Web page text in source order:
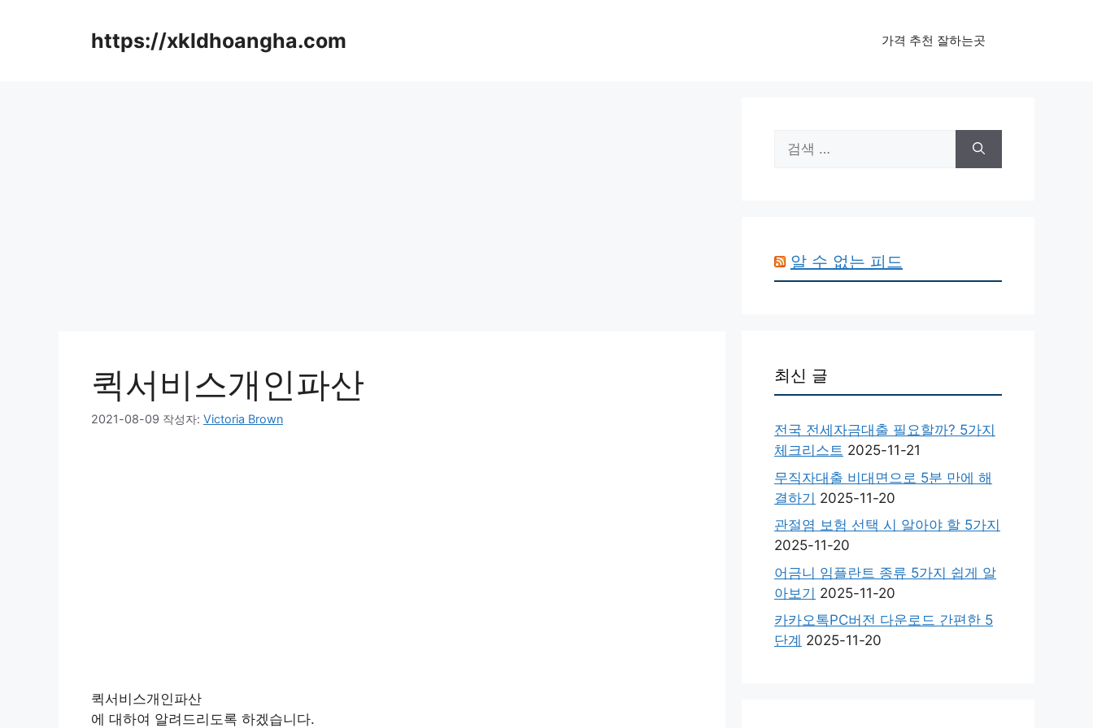
https://xkldhoangha.com 가격 추천 잘하는곳
퀵서비스개인파산
2021-08-09 작성자: Victoria Brown
퀵서비스개인파산
에 대하여 알려드리도록 하겠습니다.
색:
알 수 없는 피드
최신 글
전국 전세자금대출 필요할까? 5가지
체크리스트 2025-11-21
무직자대출 비대면으로 5분 만에 해
결하기 2025-11-20
관절염 보험 선택 시 알아야 할 5가지
2025-11-20
어금니 임플란트 종류 5가지 쉽게 알
아보기 2025-11-20
카카오톡PC버전 다운로드 간편한 5
단계 2025-11-20